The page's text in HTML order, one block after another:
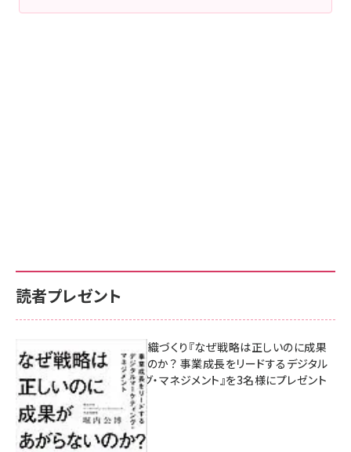
読者プレゼント
成果を生む組織づくり『なぜ戦略は正しいのに成果
があがらないのか？ 事業成長をリードするデジタル
マーケティング・マネジメント』を3名様にプレゼント
8月7日 10:00